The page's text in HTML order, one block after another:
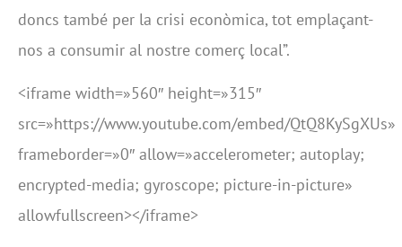
doncs també per la crisi econòmica, tot emplaçant-
nos a consumir al nostre comerç local”.
<iframe width=»560″ height=»315″
src=»https://www.youtube.com/embed/QtQ8KySgXUs»
frameborder=»0″ allow=»accelerometer; autoplay;
encrypted-media; gyroscope; picture-in-picture»
allowfullscreen></iframe>